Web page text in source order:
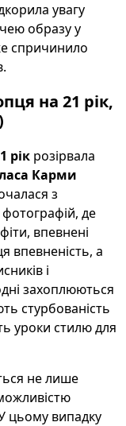
увагу
образу у
спричинило
на 21 рік,
рік розірвала
Карми
з
фотографій, де
впевнені
впевненість, а
і
захоплюються
стурбованість
уроки стилю для
не лише
цьому випадку